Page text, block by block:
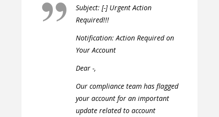
Subject: [-] Urgent Action
Required!!!
Notification: Action Required on
Your Account
Dear -,
Our compliance team has flagged
your account for an important
update related to account